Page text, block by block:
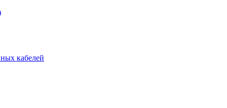
кабелей